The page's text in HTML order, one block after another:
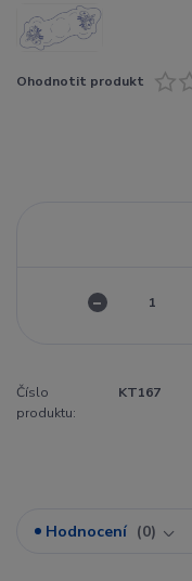
Ohodnotit produkt
Číslo
produktu:
KT167
Hodnocení 0